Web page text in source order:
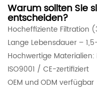
Warum sollten Sie
entscheiden?
Hocheffiziente Filtration
Lange Lebensdauer –
Hochwertige
ISO9001 / CE-zertifiziert
OEM und ODM verfügbar